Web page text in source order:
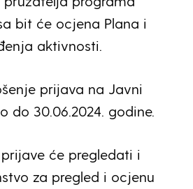
bit će ocjena Plana i
aktivnosti.
prijava na Javni
do 30.06.2024. godine.
će pregledati i
za pregled i ocjenu